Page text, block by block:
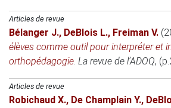
Articles de revue
Bélanger J., DeBlois L., Freiman V.
élèves comme outil pour interpréter et
orthopédagogie. La revue de l’ADOQ,
Articles de revue
Robichaud X., De Champlain Y.,